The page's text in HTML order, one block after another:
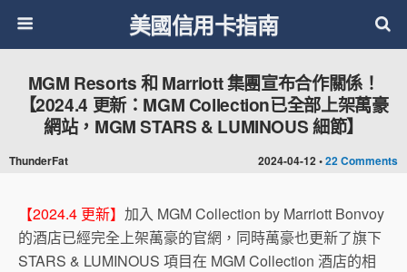
美國信用卡指南
2024-04-12 •22 Comments
MGM Resorts 和 Marriott 集團宣布合作關係！
【2024.4 更新：MGM Collection已全部上架萬豪
網站，MGM STARS & LUMINOUS 細節】
ThunderFat
【2024.4 更新】 加入 MGM Collection by Marriott Bonvoy
的酒店已經完全上架萬豪的官網，同時萬豪也更新了旗下
STARS & LUMINOUS 項目在 MGM Collection 酒店的相